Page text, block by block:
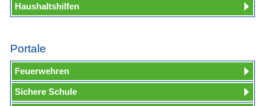
Haushaltshilfen
Portale
Feuerwehren
Sichere Schule